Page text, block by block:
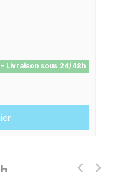
- Livraison sous 24/48h